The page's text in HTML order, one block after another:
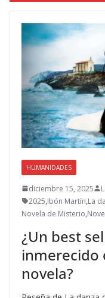
HUMANIDADES
diciembre 15, 2025
2025,Ibón Martín,La
Novela de Misterio,
¿Un best
inmerecido
novela?